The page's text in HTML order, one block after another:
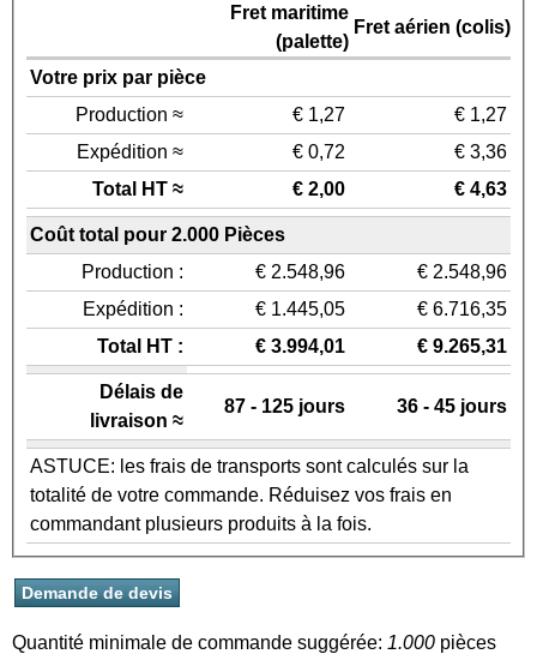
Fret maritime
(palette)
Fret aérien (colis)
Votre prix par pièce
Production ≈
€ 1,27
€ 1,27
Expédition ≈
€ 0,72
€ 3,36
Total HT ≈
€ 2,00 € 4,63
Coût total pour 2.000 Pièces
Production :
€ 2.548,96
€ 2.548,96
Expédition :
€ 1.445,05
€ 6.716,35
Total HT :
€ 3.994,01 € 9.265,31
Délais de
livraison ≈
87 - 125 jours 36 - 45 jours
ASTUCE: les frais de transports sont calculés sur la
totalité de votre commande. Réduisez vos frais en
commandant plusieurs produits à la fois.
Quantité minimale de commande suggérée: 1.000 pièces